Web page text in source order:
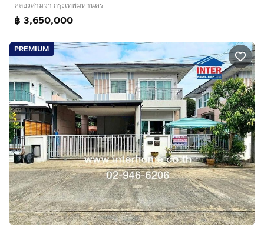
คลองสามวา กรุงเทพมหานคร
฿ 3,650,000
PREMIUM